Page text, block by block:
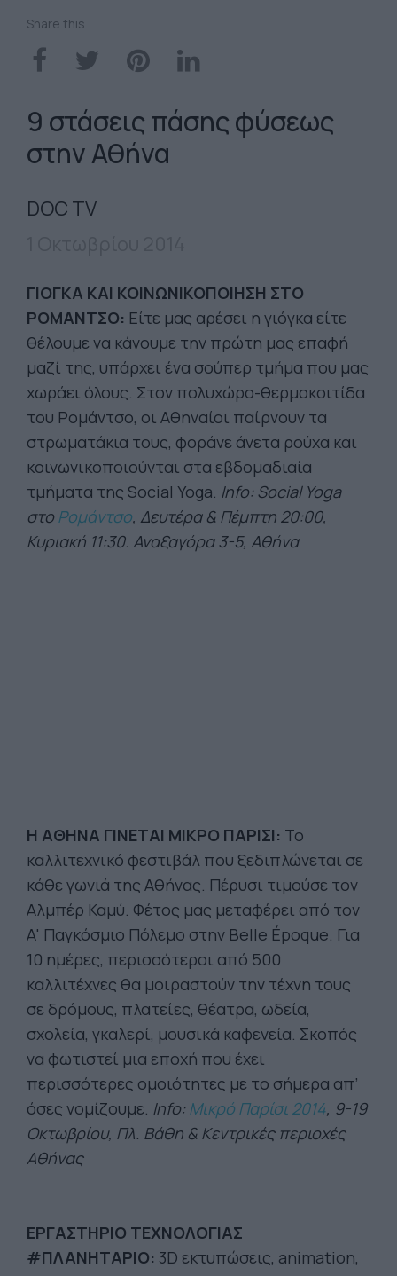
Share this
9 στάσεις πάσης φύσεως
στην Αθήνα
DOC TV
ΓΙΟΓΚΑ ΚΑΙ ΚΟΙΝΩΝΙΚΟΠΟΙΗΣΗ ΣΤΟ
ΡΟΜΑΝΤΣΟ: Είτε μας αρέσει η γιόγκα είτε
θέλουμε να κάνουμε την πρώτη μας επαφή
μαζί της, υπάρχει ένα σούπερ τμήμα που μας
χωράει όλους. Στον πολυχώρο-θερμοκοιτίδα
του Ρομάντσο, οι Αθηναίοι παίρνουν τα
στρωματάκια τους, φοράνε άνετα ρούχα και
κοινωνικοποιούνται στα εβδομαδιαία
τμήματα της Social Yoga. Info: Social Yoga
στο Ρομάντσο, Δευτέρα & Πέμπτη 20:00,
Κυριακή 11:30. Αναξαγόρα 3-5, Αθήνα
Η ΑΘΗΝΑ ΓΙΝΕΤΑΙ ΜΙΚΡΟ ΠΑΡΙΣΙ: Το
καλλιτεχνικό φεστιβάλ που ξεδιπλώνεται σε
κάθε γωνιά της Αθήνας. Πέρυσι τιμούσε τον
Αλμπέρ Καμύ. Φέτος μας μεταφέρει από τον
Α' Παγκόσμιο Πόλεμο στην Βelle Époque. Για
10 ημέρες, περισσότεροι από 500
καλλιτέχνες θα μοιραστούν την τέχνη τους
σε δρόμους, πλατείες, θέατρα, ωδεία,
σχολεία, γκαλερί, μουσικά καφενεία. Σκοπός
να φωτιστεί μια εποχή που έχει
περισσότερες ομοιότητες με το σήμερα απ’
όσες νομίζουμε. Info:Μικρό Παρίσι 2014, 9-19
Οκτωβρίου, Πλ. Βάθη & Κεντρικές περιοχές
Αθήνας
ΕΡΓΑΣΤΗΡΙΟ ΤΕΧΝΟΛΟΓΙΑΣ
#ΠΛΑΝΗΤΑΡΙΟ: 3D εκτυπώσεις, animation,